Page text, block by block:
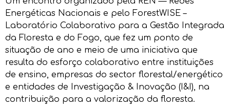
Energéticas Nacionais e pelo ForestWISE –
Laboratório Colaborativo para a Gestão Integrada
da Floresta e do Fogo, que fez um ponto de
situação de ano e meio de uma iniciativa que
resulta do esforço colaborativo entre instituições
de ensino, empresas do sector florestal/energético
e entidades de Investigação & Inovação (I&I), na
contribuição para a valorização da floresta.